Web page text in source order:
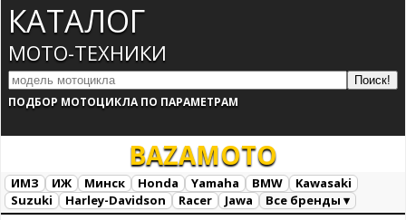
КАТАЛОГ
МОТО-ТЕХНИКИ
ПОДБОР МОТОЦИКЛА ПО ПАРАМЕТРАМ
BAZAMOTO
ИМЗ ИЖ Минск Honda Yamaha BMW
Kawasaki
Suzuki
Harley-Davidson Racer Jawa
Все бренды ▾